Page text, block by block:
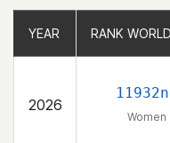
YEAR RANK
2026
Women
YEAR RANK